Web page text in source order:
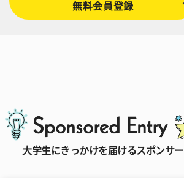
無料会員登録
大学生にきっかけを届けるスポンサー